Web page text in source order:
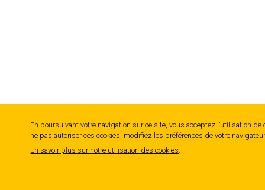
En poursuivant votre navigation sur ce site, vous acceptez l’utilisation
ne pas autoriser ces cookies, modifiez les préférences de votre
En savoir plus sur notre utilisation des cookies